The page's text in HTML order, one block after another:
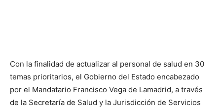
Con la finalidad de actualizar al personal de salud en 30
temas prioritarios, el Gobierno del Estado encabezado
por el Mandatario Francisco Vega de Lamadrid, a través
de la Secretaría de Salud y la Jurisdicción de Servicios